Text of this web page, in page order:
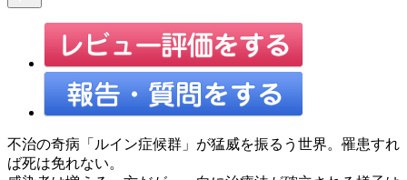
不治の奇病「ルイン症候群」が猛威を振るう世界。罹患すれ
ば死は免れない。